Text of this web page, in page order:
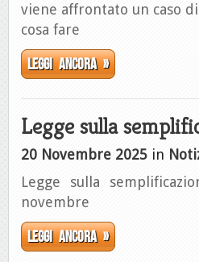
viene affrontato un caso
cosa fare
Leggi ancora »
Legge sulla
20 Novembre 2025 in
Legge sulla
novembre
Leggi ancora »